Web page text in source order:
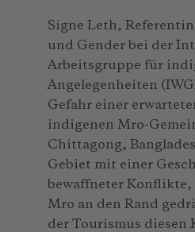
Signe Leth,
und Gender bei der
Arbeitsgruppe für
Angelegenheiten
Gefahr einer
indigenen Mro-
Chittagong,
Gebiet mit einer
bewaffneter Konflikte,
Mro an den Rand
der Tourismus diesen